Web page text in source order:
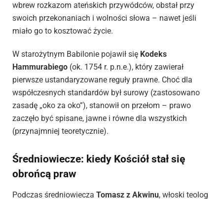
wbrew rozkazom ateńskich przywódców, obstał przy
swoich przekonaniach i wolności słowa – nawet jeśli
miało go to kosztować życie.
W starożytnym Babilonie pojawił się Kodeks
Hammurabiego (ok. 1754 r. p.n.e.), który zawierał
pierwsze ustandaryzowane reguły prawne. Choć dla
współczesnych standardów był surowy (zastosowano
zasadę „oko za oko”), stanowił on przełom – prawo
zaczęło być spisane, jawne i równe dla wszystkich
(przynajmniej teoretycznie).
Średniowiecze: kiedy Kościół stał się
obrońcą praw
Podczas średniowiecza Tomasz z Akwinu, włoski teolog